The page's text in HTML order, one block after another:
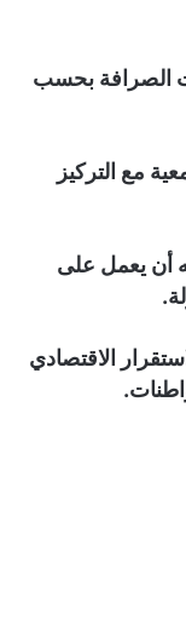
الصرافة بحسب
مع التركيز
أن يعمل على
الاقتصادي